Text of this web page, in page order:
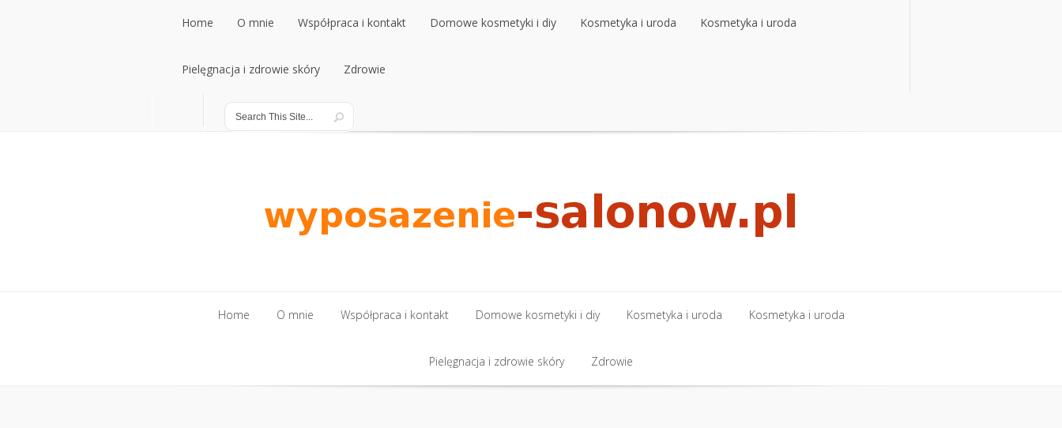
Home
Home
O mnie
O mnie
Współpraca i kontakt
Współpraca i kontakt
Domowe kosmetyki i diy Kosmetyka i uroda Kosmetyka i uroda
Pielęgnacja i zdrowie skóry
Pielęgnacja i zdrowie skóry
Zdrowie
Home O mnie Współpraca i kontakt
Współpraca i kontakt
Domowe kosmetyki i diy
Domowe kosmetyki i diy
Kosmetyka i uroda
Kosmetyka i uroda
Kosmetyka i uroda
Pielęgnacja i zdrowie skóry Zdrowie